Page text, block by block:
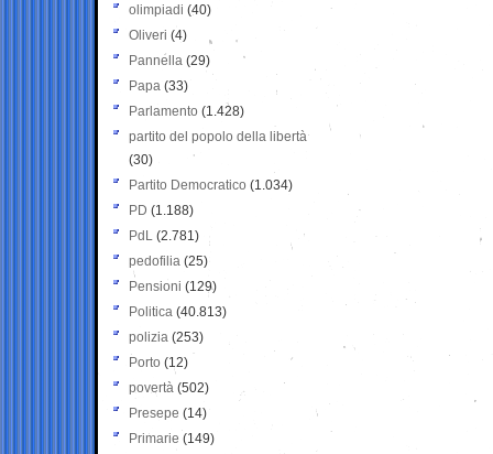
olimpiadi (40)
Oliveri (4)
Pannella (29)
Papa (33)
Parlamento (1.428)
partito del popolo della libertà
(30)
Partito Democratico (1.034)
PD (1.188)
PdL (2.781)
pedofilia (25)
Pensioni (129)
Politica (40.813)
polizia (253)
Porto (12)
povertà (502)
Presepe (14)
Primarie (149)